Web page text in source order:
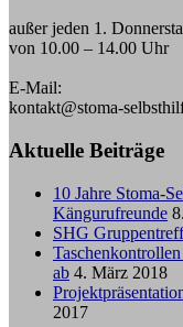
außer jeden 1.
von 10.00 – 14.00 Uhr
E-Mail:
kontakt@stoma-
Aktuelle Beiträge
10 Jahre Stoma-
Kängurufreunde
SHG
ab 4. März 2018
2017